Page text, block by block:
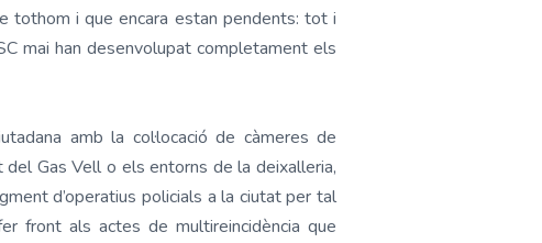
tothom i que encara estan pendents: tot i
mai han desenvolupat completament els
amb la col·locació de càmeres de
Gas Vell o els entorns de la deixalleria,
d’operatius policials a la ciutat per tal
front als actes de multireincidència que